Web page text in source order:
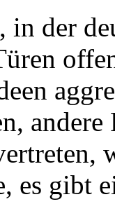
der
es gibt